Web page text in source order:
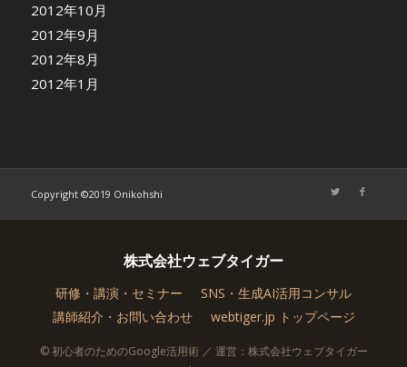
2012年10月
2012年9月
2012年8月
2012年1月
Copyright ©2019 Onikohshi
株式会社ウェブタイガー
研修・講演・セミナー
SNS・生成AI活用コンサル
講師紹介・お問い合わせ
webtiger.jp トップページ
© 初心者のためのGoogle活用術 ／ 運営：株式会社ウェブタイガー